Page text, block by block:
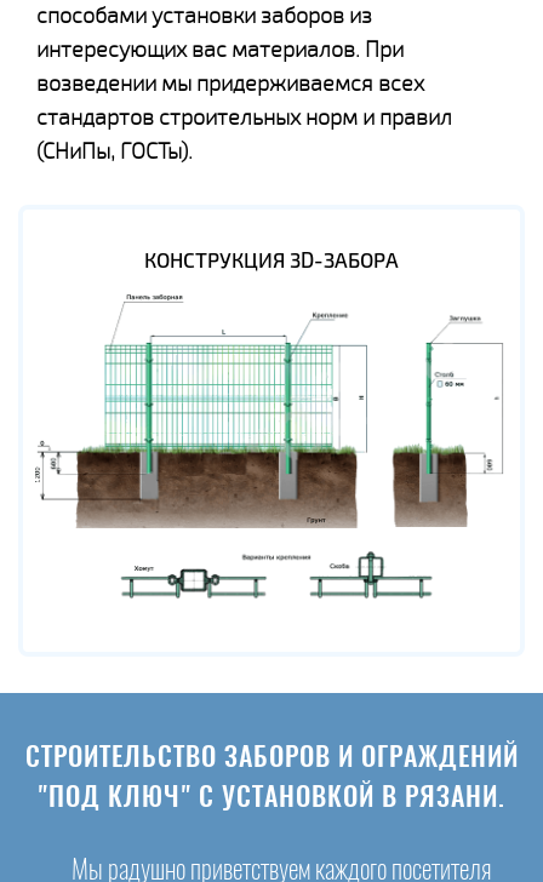
способами установки заборов из
интересующих вас материалов. При
возведении мы придерживаемся всех
стандартов строительных норм и правил
(СНиПы, ГОСТы).
КОНСТРУКЦИЯ 3D-ЗАБОРА
СТРОИТЕЛЬСТВО ЗАБОРОВ И ОГРАЖДЕНИЙ
"ПОД КЛЮЧ" С УСТАНОВКОЙ В РЯЗАНИ.
Мы радушно приветствуем каждого посетителя